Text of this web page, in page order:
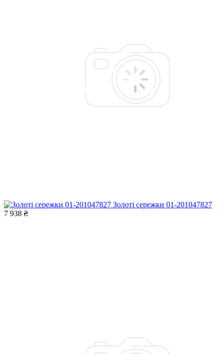
Золоті сережки 01-201047827
7 938 ₴